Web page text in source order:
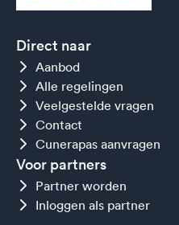
Direct naar
Aanbod
Alle regelingen
Veelgestelde vragen
Contact
Cunerapas aanvragen
Voor partners
Partner worden
Inloggen als partner